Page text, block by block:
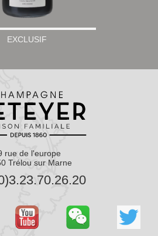
EXCLUSIF
rue de l'europe
Trélou sur Marne